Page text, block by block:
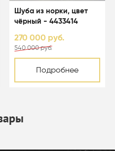
Шуба из норки, цвет
чёрный - 4433414
270 000 руб.
540 000 руб.
Подробнее